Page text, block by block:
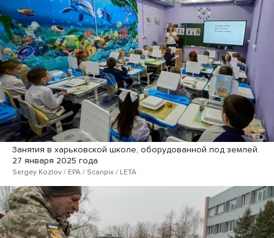
Занятия в харьковской школе, оборудованной под землей.
27 января 2025 года
Sergey Kozlov / EPA / Scanpix / LETA